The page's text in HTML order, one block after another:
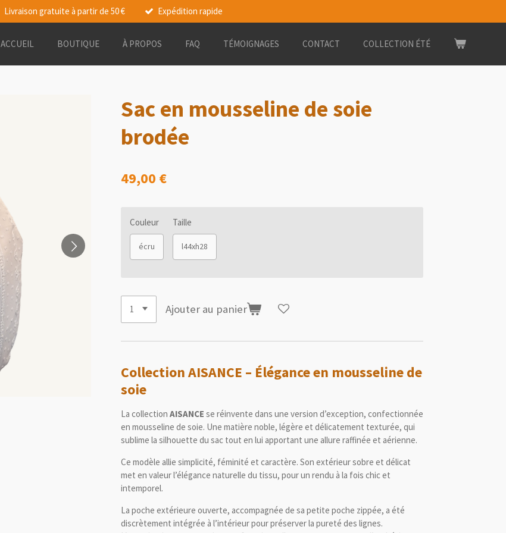
Livraison gratuite à partir de 50 € Expédition rapide
ACCUEIL BOUTIQUE À PROPOS FAQ TÉMOIGNAGES CONTACT COLLECTION ÉTÉ
Sac en mousseline de soie
brodée
49,00 €
Couleur
écru
Taille
l44xh28
Ajouter au panier
Collection AISANCE – Élégance en mousseline de
soie
La collection AISANCE se réinvente dans une version d’exception, confectionnée
en mousseline de soie. Une matière noble, légère et délicatement texturée, qui
sublime la silhouette du sac tout en lui apportant une allure raffinée et aérienne.
Ce modèle allie simplicité, féminité et caractère. Son extérieur sobre et délicat
met en valeur l’élégance naturelle du tissu, pour un rendu à la fois chic et
intemporel.
La poche extérieure ouverte, accompagnée de sa petite poche zippée, a été
discrètement intégrée à l’intérieur pour préserver la pureté des lignes.